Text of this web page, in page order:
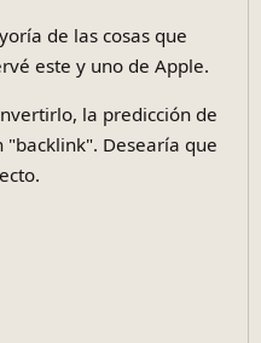
de las cosas que
este y uno de Apple.
la predicción de
Desearía que